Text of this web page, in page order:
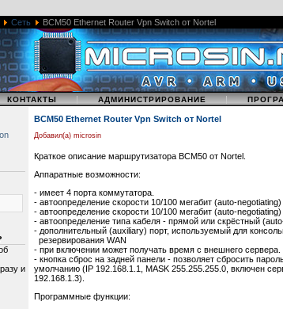
Сеть BCM50 Ethernet Router Vpn Switch от Nortel
КОНТАКТЫ | АДМИНИСТРИРОВАНИЕ |
и
BCM50 Ethernet Router Vpn Switch от Nortel
Добавил(а) microsin
Краткое описание маршрутизатора BCM50 от Nortel.
Аппаратные возможности:
- имеет 4 порта коммутатора.
- автоопределение скорости 10/100 мегабит (auto-negotiating)
- автоопределение скорости 10/100 мегабит (auto-negotiating)
- автоопределение типа кабеля - прямой или скрёстный
- дополнительный (auxiliary) порт, используемый для
резервирования WAN
- при включении может получать время с внешнего
- кнопка сброс на задней панели - позволяет сбросить
умолчанию (IP 192.168.1.1, MASK 255.255.255.0, включен
192.168.1.3).
Программные функции: